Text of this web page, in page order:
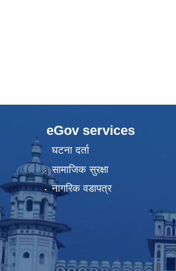
eGov services
घटना दर्ता
सामाजिक सुरक्षा
नागरिक वडापत्र